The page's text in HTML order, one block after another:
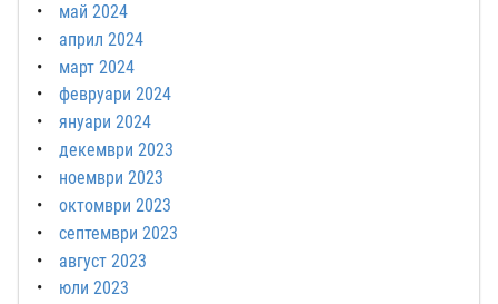
май 2024
април 2024
март 2024
февруари 2024
януари 2024
декември 2023
ноември 2023
октомври 2023
септември 2023
август 2023
юли 2023